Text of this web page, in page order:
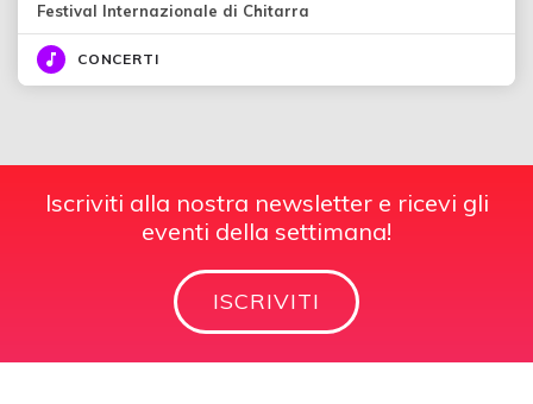
Festival Internazionale di Chitarra
CONCERTI
Iscriviti alla nostra newsletter e ricevi gli
eventi della settimana!
ISCRIVITI